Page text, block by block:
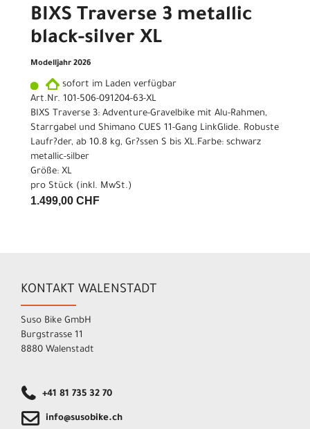
BIXS Traverse 3 metallic
black-silver XL
Modelljahr 2026
sofort im Laden verfügbar
Art.Nr. 101-506-091204-63-XL
BIXS Traverse 3: Adventure-Gravelbike mit Alu-Rahmen,
Starrgabel und Shimano CUES 11-Gang LinkGlide. Robuste
Laufr?der, ab 10.8 kg, Gr?ssen S bis XL.Farbe: schwarz
metallic-silber
Größe: XL
pro Stück (inkl. MwSt.)
1.499,00 CHF
KONTAKT WALENSTADT
Suso Bike GmbH
Burgstrasse 11
8880 Walenstadt
+41 81 735 32 70
info@susobike.ch